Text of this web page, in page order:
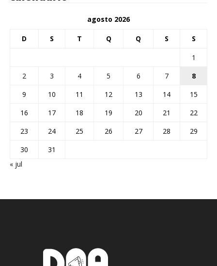
agosto 2026
D S T Q Q S S
1
2
3 4 5 6 7
8
9
10 11 12 13 14
15
16
17 18 19 20 21
22
23
24 25 26 27 28
29
30
31
« jul